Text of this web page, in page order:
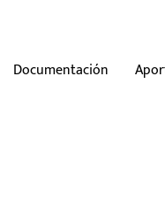
Documentación